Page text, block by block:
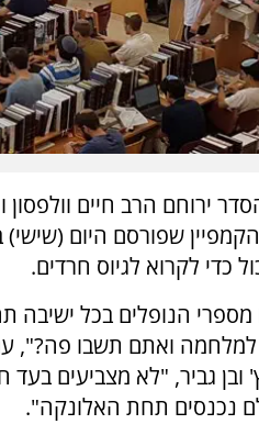
ירוחם הרב חיים וולפסון
שפורסם היום
כדי לקרוא לגיוס חרדים.
מספרי הנופלים בכל ישיבה
למלחמה ואתם תשבו פה?",
ובן גביר, "לא מצביעים
נכנסים תחת האלונקה".